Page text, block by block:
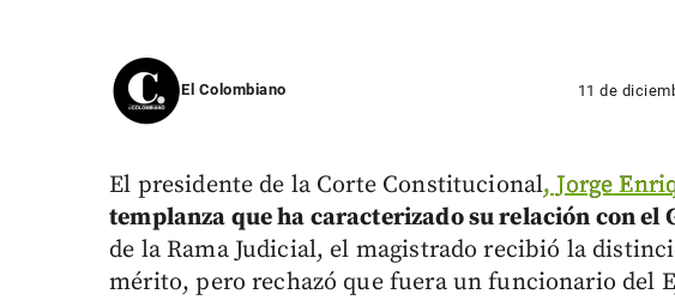
El Colombiano 11 de
El presidente de la Corte Constitucional, Jorge
templanza que ha caracterizado su relación con el
de la Rama Judicial, el magistrado recibió la
mérito, pero rechazó que fuera un funcionario del